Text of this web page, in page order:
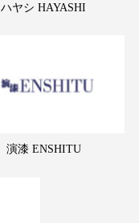
ハヤシ HAYASHI
演漆 ENSHITU